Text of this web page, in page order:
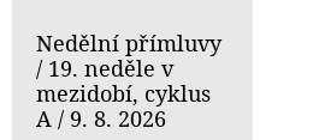
Nedělní přímluvy
/ 19. neděle v
mezidobí, cyklus
A / 9. 8. 2026